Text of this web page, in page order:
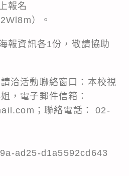
報名
）。
報資訊各1份，敬請協助
洽活動聯絡窗口：本校視
，電子郵件信箱：
；聯絡電話： 02-
ad25-d1a5592cd643